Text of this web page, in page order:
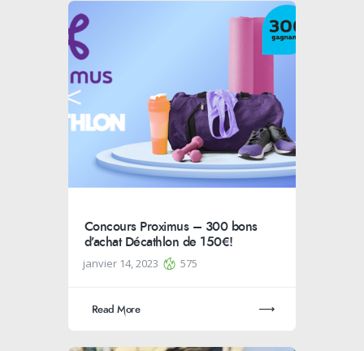
Concours Proximus – 300 bons
d’achat Décathlon de 150€!
janvier 14, 2023 575
Read More